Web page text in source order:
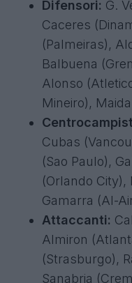
Difensori: G.
Caceres
(Palmeiras),
Balbuena
Alonso
Mineiro),
Cubas
(Sao Paulo),
(Orlando City),
Gamarra (Al-
Attaccanti:
Almiron
(Strasburgo),
Sanabria